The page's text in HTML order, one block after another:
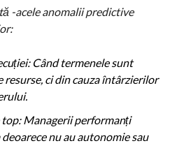
-acele anomalii predictive
Când termenele sunt
resurse, ci din cauza întârzierilor
Managerii performanți
nu au autonomie sau